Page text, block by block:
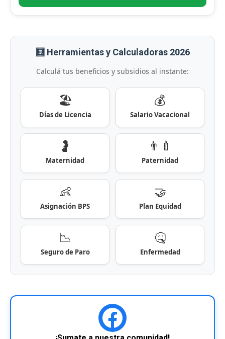
🧮 Herramientas y Calculadoras 2026
Calculá tus beneficios y subsidios al instante:
🏖️
Días de Licencia
💰
Salario Vacacional
🤰
Maternidad
👨‍🍼
Paternidad
👶
Asignación BPS
🤝
Plan Equidad
📉
Seguro de Paro
🤒
Enfermedad